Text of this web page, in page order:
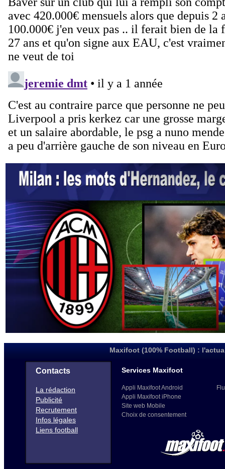
Maxifoot (100% Football) :
Contacts
La rédaction
Publicité
Recrutement
Infos légales
Liens football
Services Maxifoot
Appli Maxifoot Android
Appli Maxifoot iPhone
Site web Mobile
Choix de consentement